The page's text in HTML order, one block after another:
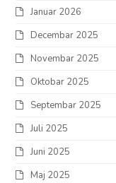
Januar 2026
Decembar 2025
Novembar 2025
Oktobar 2025
Septembar 2025
Juli 2025
Juni 2025
Maj 2025